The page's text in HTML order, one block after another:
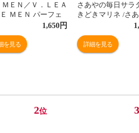
ＭＥＮ／Ｖ．ＬＥＡ
ＭＥＮ パーフェ
データ選手名鑑 ２０
ー２６
1,650円
を見る
さあやの毎日サラ
きどきマリネ /さ
詳細を見る
2位 3